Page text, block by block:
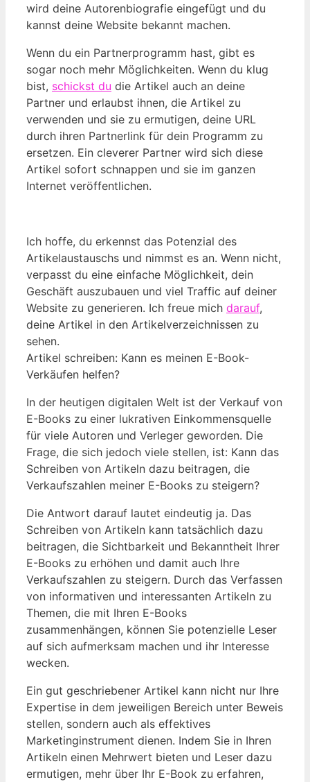
wird deine Autorenbiografie eingefügt und du
kannst deine Website bekannt machen.
Wenn du ein Partnerprogramm hast, gibt es
sogar noch mehr Möglichkeiten. Wenn du klug
bist, schickst du die Artikel auch an deine
Partner und erlaubst ihnen, die Artikel zu
verwenden und sie zu ermutigen, deine URL
durch ihren Partnerlink für dein Programm zu
ersetzen. Ein cleverer Partner wird sich diese
Artikel sofort schnappen und sie im ganzen
Internet veröffentlichen.
Ich hoffe, du erkennst das Potenzial des
Artikelaustauschs und nimmst es an. Wenn nicht,
verpasst du eine einfache Möglichkeit, dein
Geschäft auszubauen und viel Traffic auf deiner
Website zu generieren. Ich freue mich darauf,
deine Artikel in den Artikelverzeichnissen zu
sehen.
Artikel schreiben: Kann es meinen E-Book-
Verkäufen helfen?
In der heutigen ⁢digitalen Welt ist‍ der Verkauf von
E-Books zu einer lukrativen⁢ Einkommensquelle
für viele Autoren und Verleger geworden. Die
Frage, die sich⁣ jedoch viele stellen, ist: Kann das
Schreiben von Artikeln dazu beitragen, die
Verkaufszahlen meiner E-Books zu steigern?
Die ⁣Antwort ⁢darauf lautet ⁣eindeutig ja. Das
Schreiben von Artikeln kann tatsächlich dazu
‌beitragen, die Sichtbarkeit und Bekanntheit Ihrer
E-Books zu erhöhen und damit auch⁣ Ihre
Verkaufszahlen zu steigern. Durch das ​Verfassen
von informativen und interessanten Artikeln zu
Themen, die mit Ihren E-Books ​
zusammenhängen, können Sie potenzielle Leser
auf sich aufmerksam machen und ihr Interesse
wecken.
Ein​ gut geschriebener Artikel ⁣kann nicht nur Ihre
Expertise in dem jeweiligen Bereich unter⁤ Beweis
stellen, sondern auch als effektives
Marketinginstrument dienen.⁢ Indem Sie in Ihren ​
Artikeln einen Mehrwert ‍bieten und Leser dazu‍
ermutigen, ‌mehr über Ihr⁤ E-Book zu erfahren,